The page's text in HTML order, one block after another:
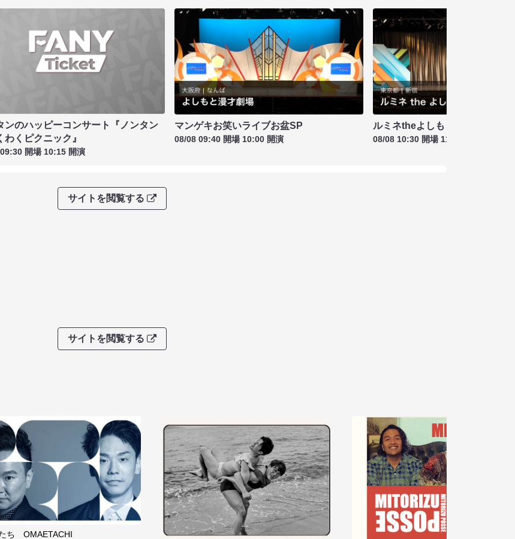
ンのハッピーコンサート『ノンタン
わくピクニック』
開場 10:15 開演
マンゲキお笑いライブお盆SP
08/08 09:40 開場 10:00 開演
ルミネtheよしもと お盆特別興行
08/08 10:30 開場 11:00 開演
サイトを閲覧する
サイトを閲覧する
ち OMAETACHI